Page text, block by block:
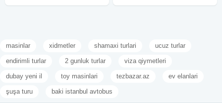
masinlar xidmetler shamaxi turlari ucuz turlar
endirimli turlar 2 gunluk turlar viza qiymetleri
dubay yeni il toy masinlari tezbazar.az ev elanlari
şuşa turu baki istanbul avtobus